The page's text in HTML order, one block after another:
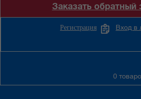
Заказать обратный
Вход в
Регистрация
0